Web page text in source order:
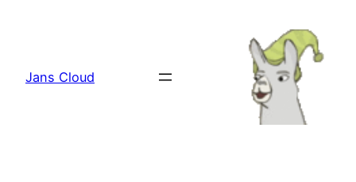
Jans Cloud